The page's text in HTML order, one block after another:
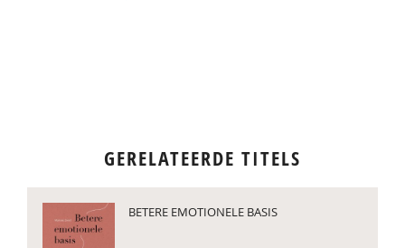
GERELATEERDE TITELS
BETERE EMOTIONELE BASIS